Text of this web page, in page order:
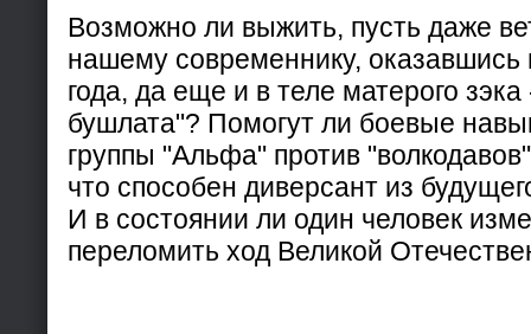
Возможно ли выжить, пусть даже
нашему современнику, оказавшись
года, да еще и в теле матерого зэка
бушлата"? Помогут ли боевые
группы "Альфа" против
что способен диверсант из
И в состоянии ли один человек
переломить ход Великой